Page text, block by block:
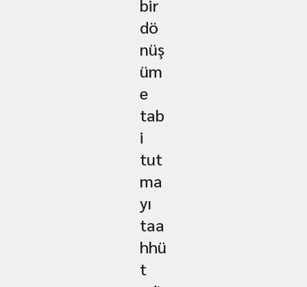
bir
dö
nüş
üm
e
tab
i
tut
ma
yı
taa
hhü
t